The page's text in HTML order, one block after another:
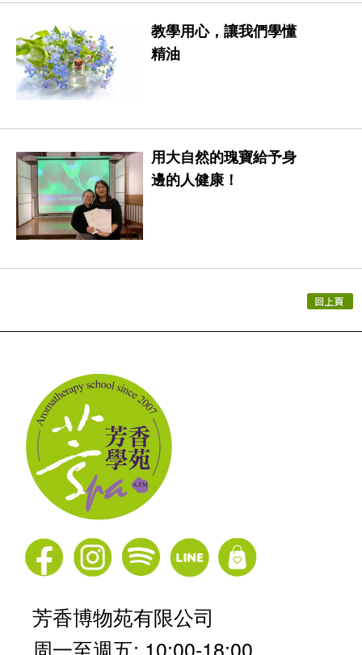
教學用心，讓我們學懂
精油
用大自然的瑰寶給予身
邊的人健康！
芳香博物苑有限公司
周一至週五: 10:00-18:00